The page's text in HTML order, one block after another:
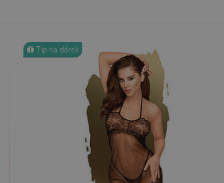
Tip na dárek
s Google Universal Analytics - což je významná
Tento soubor cookie se používá k rozlišení jedinečných
čísla jako identifikátoru klienta. Je součástí každého
údajů o návštěvnících, relacích a kampaních pro analytické
soubory cookie pro uložení ID živého chatu Zopim